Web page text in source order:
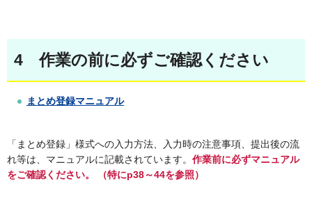
4 作業の前に必ずご確認ください
まとめ登録マニュアル
「まとめ登録」様式への入力方法、入力時の注意事項、提出後の流
れ等は、マニュアルに記載されています。 作業前に必ずマニュアル
をご確認ください。
（特にp38～44を参照）